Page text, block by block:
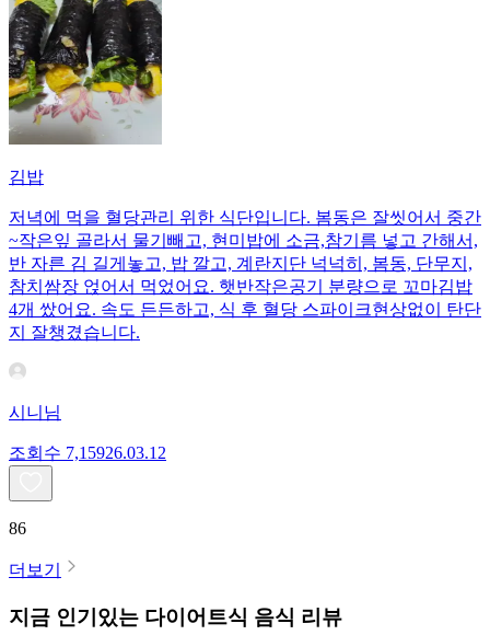
김밥
저녁에 먹을 혈당관리 위한 식단입니다. 봄동은 잘씻어서 중간
~작은잎 골라서 물기빼고, 현미밥에 소금,참기름 넣고 간해서,
반 자른 김 길게놓고, 밥 깔고, 계란지단 넉넉히, 봄동, 단무지,
참치쌈장 얹어서 먹었어요. 햇반작은공기 분량으로 꼬마김밥
4개 쌌어요. 속도 든든하고, 식 후 혈당 스파이크현상없이 탄단
지 잘챙겼습니다.
시니님
조회수 7,15926.03.12
86
더보기
지금 인기있는 다이어트식 음식 리뷰